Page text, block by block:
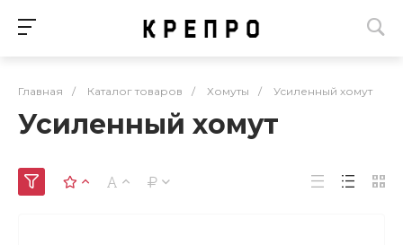
Главная / Каталог товаров / Хомуты / Усиленный хомут
Усиленный хомут